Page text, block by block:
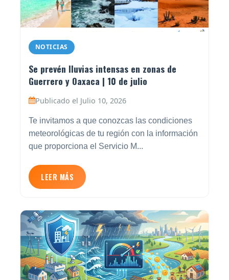
NOTICIAS
Se prevén lluvias intensas en zonas de
Guerrero y Oaxaca | 10 de julio
Publicado el Julio 10, 2026
Te invitamos a que conozcas las condiciones
meteorológicas de tu región con la información
que proporciona el Servicio M...
LEER MÁS